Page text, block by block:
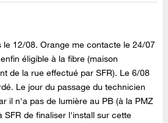
le 12/08. Orange me contacte le 24/07
éligible à la fibre (maison
de la rue effectué par SFR). Le 6/08
Le jour du passage du technicien
il n'a pas de lumière au PB (à la PMZ
SFR de finaliser l'install sur cette